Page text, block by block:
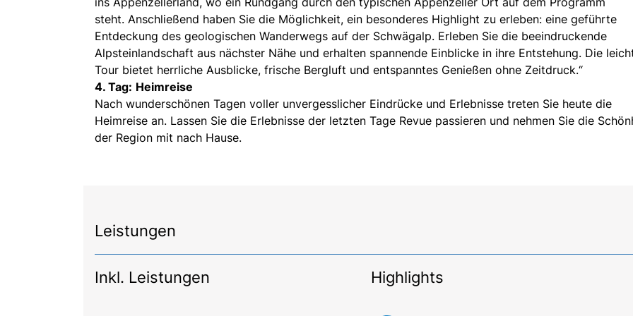
steht. Anschließend haben Sie die Möglichkeit, ein besonderes Highlight zu erleben: eine geführte
Entdeckung des geologischen Wanderwegs auf der Schwägalp. Erleben Sie die beeindruckende
Alpsteinlandschaft aus nächster Nähe und erhalten spannende Einblicke in ihre Entstehung. Die
Tour bietet herrliche Ausblicke, frische Bergluft und entspanntes Genießen ohne Zeitdruck.“
4. Tag: Heimreise
Nach wunderschönen Tagen voller unvergesslicher Eindrücke und Erlebnisse treten Sie heute die
Heimreise an. Lassen Sie die Erlebnisse der letzten Tage Revue passieren und nehmen Sie die
der Region mit nach Hause.
Leistungen
Inkl. Leistungen Highlights